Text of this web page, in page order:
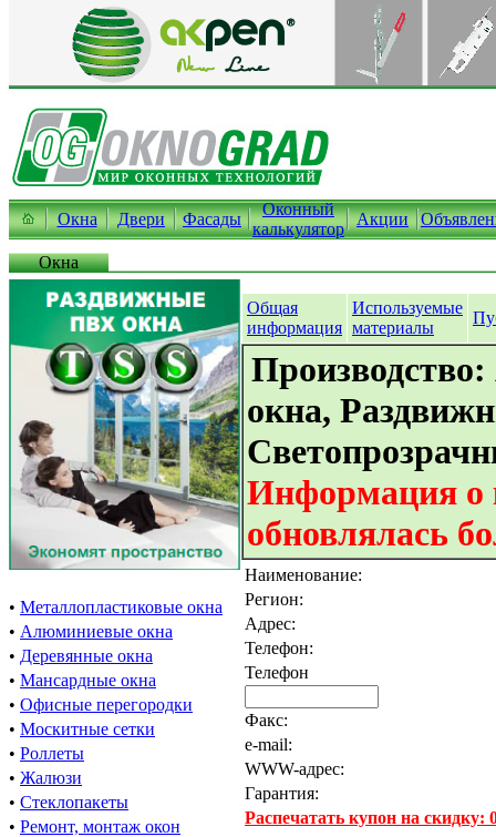
Окна Двери Фасады
Оконный
калькулятор
Акции
Окна
• Металлопластиковые окна
• Алюминиевые окна
• Деревянные окна
• Мансардные окна
• Офисные перегородки
• Москитные сетки
• Роллеты
• Жалюзи
• Стеклопакеты
• Ремонт, монтаж окон
Общая
информация
Используемые
материалы
окна,
Информация о
обновлялась
Наименование:
Регион:
Адрес:
Телефон:
Телефон
Факс:
e-mail:
WWW-адрес:
Гарантия:
Распечатать купон на скидку: